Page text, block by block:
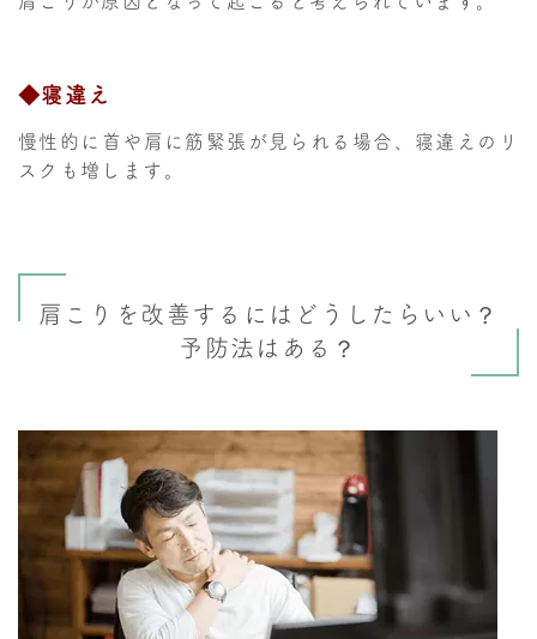
◆寝違え
慢性的に首や肩に筋緊張が見られる場合、寝違えのリ
スクも増します。
肩こりを改善するにはどうしたらいい？
予防法はある？